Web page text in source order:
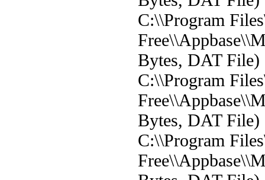
C:\\Program
Bytes, DAT File)
C:\\Program
Bytes, DAT File)
C:\\Program